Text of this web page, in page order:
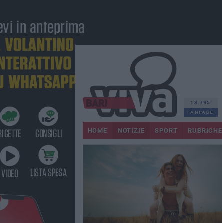
13.795
FANPAGE
HOME NOTIZIE SPORT RUBRICHE